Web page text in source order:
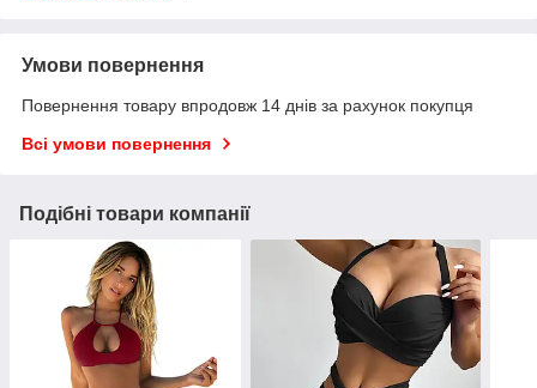
Умови повернення
Повернення товару впродовж 14 днів за рахунок покупця
Всі умови повернення
Подібні товари компанії